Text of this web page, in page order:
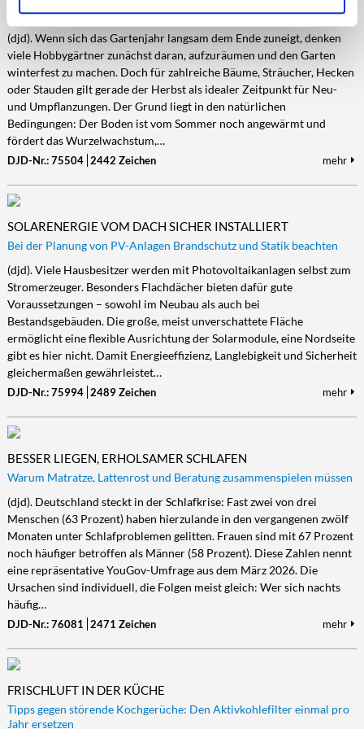
Im Herbst pflanzen und mit Pflanzenkur kräftig durchstarten
(djd). Wenn sich das Gartenjahr langsam dem Ende zuneigt, denken
viele Hobbygärtner zunächst daran, aufzuräumen und den Garten
winterfest zu machen. Doch für zahlreiche Bäume, Sträucher, Hecken
oder Stauden gilt gerade der Herbst als idealer Zeitpunkt für Neu-
und Umpflanzungen. Der Grund liegt in den natürlichen
Bedingungen: Der Boden ist vom Sommer noch angewärmt und
fördert das Wurzelwachstum,…
DJD-Nr.: 75504 2442 Zeichen mehr
SOLARENERGIE VOM DACH SICHER INSTALLIERT
Bei der Planung von PV-Anlagen Brandschutz und Statik beachten
(djd). Viele Hausbesitzer werden mit Photovoltaikanlagen selbst zum
Stromerzeuger. Besonders Flachdächer bieten dafür gute
Voraussetzungen – sowohl im Neubau als auch bei
Bestandsgebäuden. Die große, meist unverschattete Fläche
ermöglicht eine flexible Ausrichtung der Solarmodule, eine Nordseite
gibt es hier nicht. Damit Energieeffizienz, Langlebigkeit und Sicherheit
gleichermaßen gewährleistet…
DJD-Nr.: 75994 2489 Zeichen mehr
BESSER LIEGEN, ERHOLSAMER SCHLAFEN
Warum Matratze, Lattenrost und Beratung zusammenspielen müssen
(djd). Deutschland steckt in der Schlafkrise: Fast zwei von drei
Menschen (63 Prozent) haben hierzulande in den vergangenen zwölf
Monaten unter Schlafproblemen gelitten. Frauen sind mit 67 Prozent
noch häufiger betroffen als Männer (58 Prozent). Diese Zahlen nennt
eine repräsentative YouGov-Umfrage aus dem März 2026. Die
Ursachen sind individuell, die Folgen meist gleich: Wer sich nachts
häufig…
DJD-Nr.: 76081 2471 Zeichen mehr
FRISCHLUFT IN DER KÜCHE
Tipps gegen störende Kochgerüche: Den Aktivkohlefilter einmal pro
Jahr ersetzen